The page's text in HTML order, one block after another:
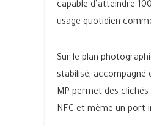
capable d’atteindre
usage quotidien
Sur le plan
stabilisé, accompagné
MP permet des
NFC et même un port